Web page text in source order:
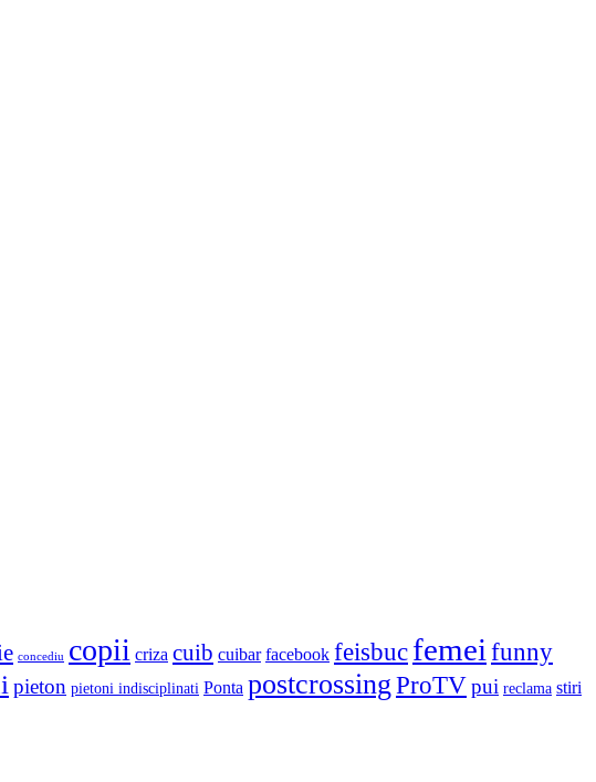
concediu copii criza cuib cuibar facebook feisbuc femei funny
pieton pietoni indisciplinati Ponta postcrossing ProTVpui reclama stiri